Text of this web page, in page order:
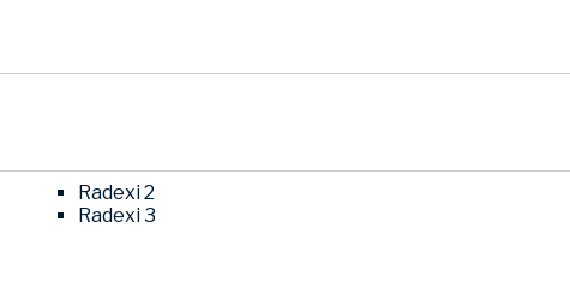
Radexi 2
Radexi 3